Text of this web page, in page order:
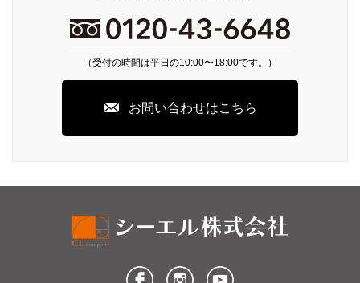
（受付の時間は平日の10:00〜18:00です。）
お問い合わせはこちら